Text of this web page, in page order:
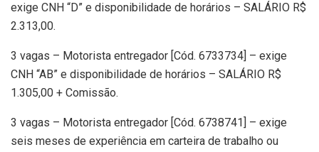
exige CNH “D” e disponibilidade de horários – SALÁRIO R$
2.313,00.
3 vagas – Motorista entregador [Cód. 6733734] – exige
CNH “AB” e disponibilidade de horários – SALÁRIO R$
1.305,00 + Comissão.
3 vagas – Motorista entregador [Cód. 6738741] – exige
seis meses de experiência em carteira de trabalho ou